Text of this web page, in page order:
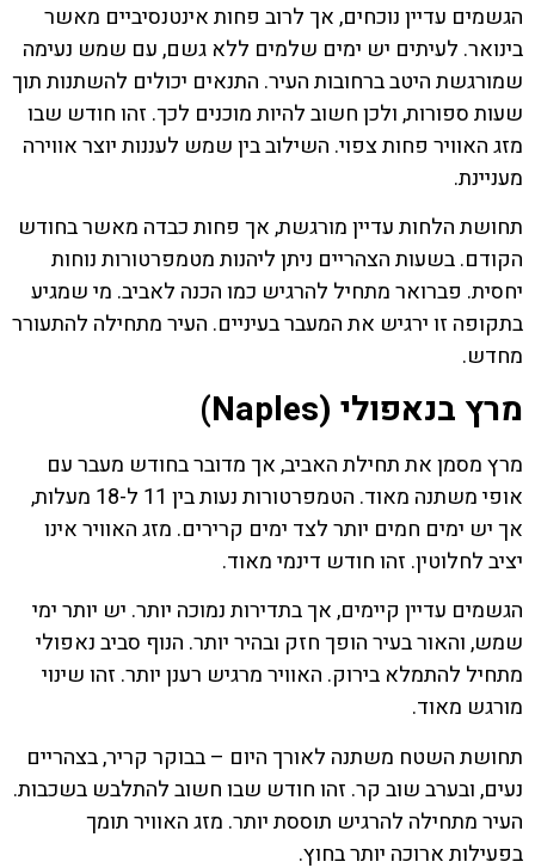
הגשמים עדיין נוכחים, אך לרוב פחות אינטנסיביים מאשר
בינואר. לעיתים יש ימים שלמים ללא גשם, עם שמש נעימה
שמורגשת היטב ברחובות העיר. התנאים יכולים להשתנות תוך
שעות ספורות, ולכן חשוב להיות מוכנים לכך. זהו חודש שבו
מזג האוויר פחות צפוי. השילוב בין שמש לעננות יוצר אווירה
מעניינת.
תחושת הלחות עדיין מורגשת, אך פחות כבדה מאשר בחודש
הקודם. בשעות הצהריים ניתן ליהנות מטמפרטורות נוחות
יחסית. פברואר מתחיל להרגיש כמו הכנה לאביב. מי שמגיע
בתקופה זו ירגיש את המעבר בעיניים. העיר מתחילה להתעורר
מחדש.
מרץ בנאפולי (Naples)
מרץ מסמן את תחילת האביב, אך מדובר בחודש מעבר עם
אופי משתנה מאוד. הטמפרטורות נעות בין 11 ל-18 מעלות,
אך יש ימים חמים יותר לצד ימים קרירים. מזג האוויר אינו
יציב לחלוטין. זהו חודש דינמי מאוד.
הגשמים עדיין קיימים, אך בתדירות נמוכה יותר. יש יותר ימי
שמש, והאור בעיר הופך חזק ובהיר יותר. הנוף סביב נאפולי
מתחיל להתמלא בירוק. האוויר מרגיש רענן יותר. זהו שינוי
מורגש מאוד.
תחושת השטח משתנה לאורך היום – בבוקר קריר, בצהריים
נעים, ובערב שוב קר. זהו חודש שבו חשוב להתלבש בשכבות.
העיר מתחילה להרגיש תוססת יותר. מזג האוויר תומך
בפעילות ארוכה יותר בחוץ.